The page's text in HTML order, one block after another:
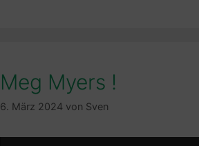
Meg Myers !
6. März 2024 von Sven